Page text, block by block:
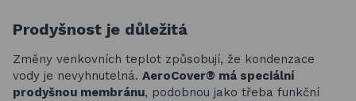
Prodyšnost je důležitá
Změny venkovních teplot způsobují, že kondenzace
vody je nevyhnutelná. AeroCover® má speciální
prodyšnou membránu, podobnou jako třeba funkční